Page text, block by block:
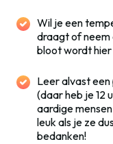
Wil je een
draagt of neem
bloot wordt
Leer alvast
(daar heb je 12
aardige
leuk als je ze
bedanken!